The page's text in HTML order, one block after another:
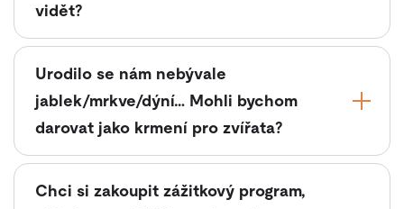
vidět?
Urodilo se nám nebývale
jablek/mrkve/dýní… Mohli bychom
darovat jako krmení pro zvířata?
Chci si zakoupit zážitkový program,